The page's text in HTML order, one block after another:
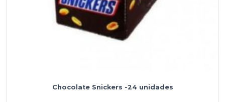
Chocolate Snickers -24 unidades